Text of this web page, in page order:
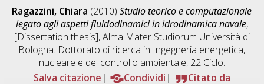
Ragazzini, Chiara (2010)Studio teorico e computazionale
legato agli aspetti fluidodinamici in idrodinamica navale,
[Dissertation thesis], Alma Mater Studiorum Università di
Bologna. Dottorato di ricerca in Ingegneria energetica,
nucleare e del controllo ambientale, 22 Ciclo.
Salva citazione
Condividi
Citato da